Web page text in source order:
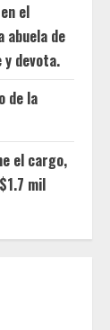
el
abuela de
y devota.
de la
el cargo,
mil